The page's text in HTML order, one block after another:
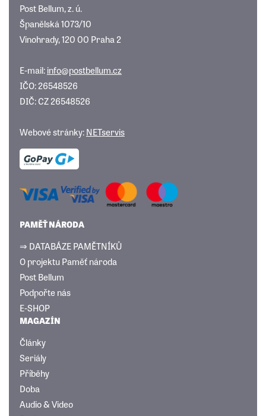
Post Bellum, z. ú.
Španělská 1073/10
Vinohrady, 120 00 Praha 2
E-mail:info@postbellum.cz
IČO: 26548526
DIČ: CZ 26548526
Webové stránky:NETservis
PAMĚŤ NÁRODA
⇒ DATABÁZE PAMĚTNÍKŮ
O projektu Paměť národa
Post Bellum
Podpořte nás
E-SHOP
MAGAZÍN
Články
Seriály
Příběhy
Doba
Audio & Video